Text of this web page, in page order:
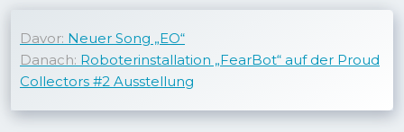
Davor: Neuer Song „EO“
Danach: Roboterinstallation „FearBot“ auf der Proud
Collectors #2 Ausstellung